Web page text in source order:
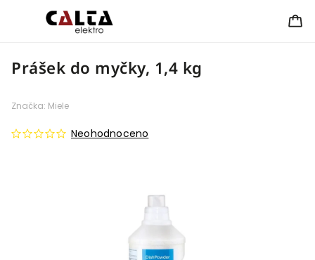
Prášek do myčky, 1,4 kg
Neohodnoceno
Značka: Miele